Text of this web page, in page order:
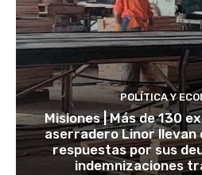
POLÍTICA Y
Misiones | Más de 130
aserradero Linor llevan
respuestas por sus
indemnizaciones